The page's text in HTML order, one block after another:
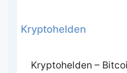
Kryptohelden
Kryptohelden –